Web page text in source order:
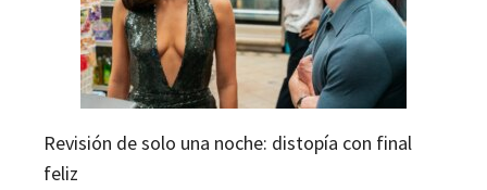
Revisión de solo una noche: distopía con final
feliz